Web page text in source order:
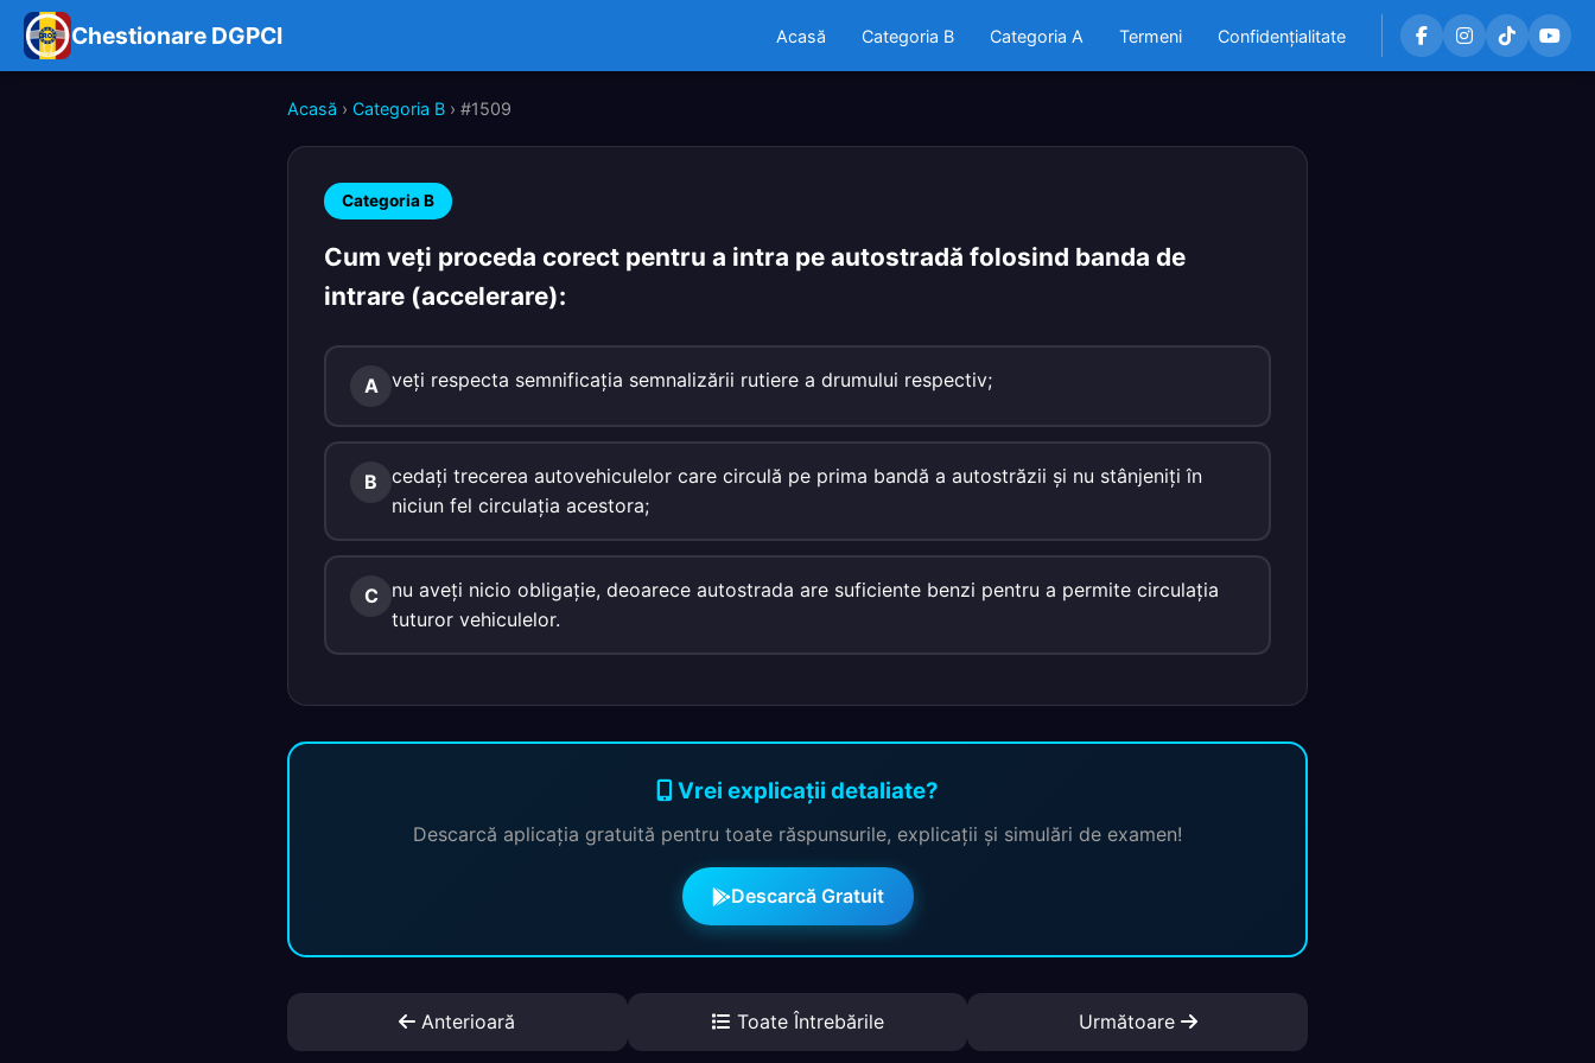
Chestionare DGPCI Acasă Categoria B Categoria A Termeni Confidențialitate
Acasă › Categoria B › #1509
Categoria B
Cum veţi proceda corect pentru a intra pe autostradă folosind banda de
intrare (accelerare):
A veţi respecta semnificaţia semnalizării rutiere a drumului respectiv;
B
cedaţi trecerea autovehiculelor care circulă pe prima bandă a autostrăzii şi nu stânjeniţi în
niciun fel circulaţia acestora;
C
nu aveţi nicio obligaţie, deoarece autostrada are suficiente benzi pentru a permite circulaţia
tuturor vehiculelor.
Vrei explicații detaliate?
Descarcă aplicația gratuită pentru toate răspunsurile, explicații și simulări de examen!
Descarcă Gratuit
Anterioară Toate Întrebările Următoare